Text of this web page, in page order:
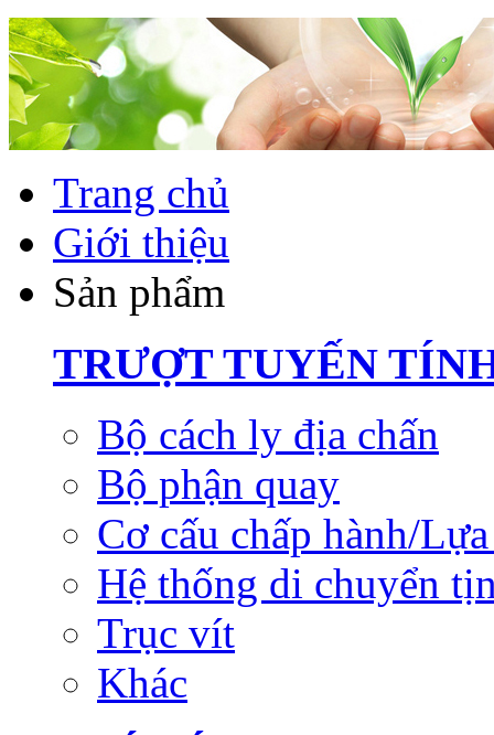
Trang chủ
Giới thiệu
Sản phẩm
TRƯỢT TUYẾN
Bộ cách ly địa chấn
Bộ phận quay
Cơ cấu chấp hành/
Hệ thống di chuyển
Trục vít
Khác